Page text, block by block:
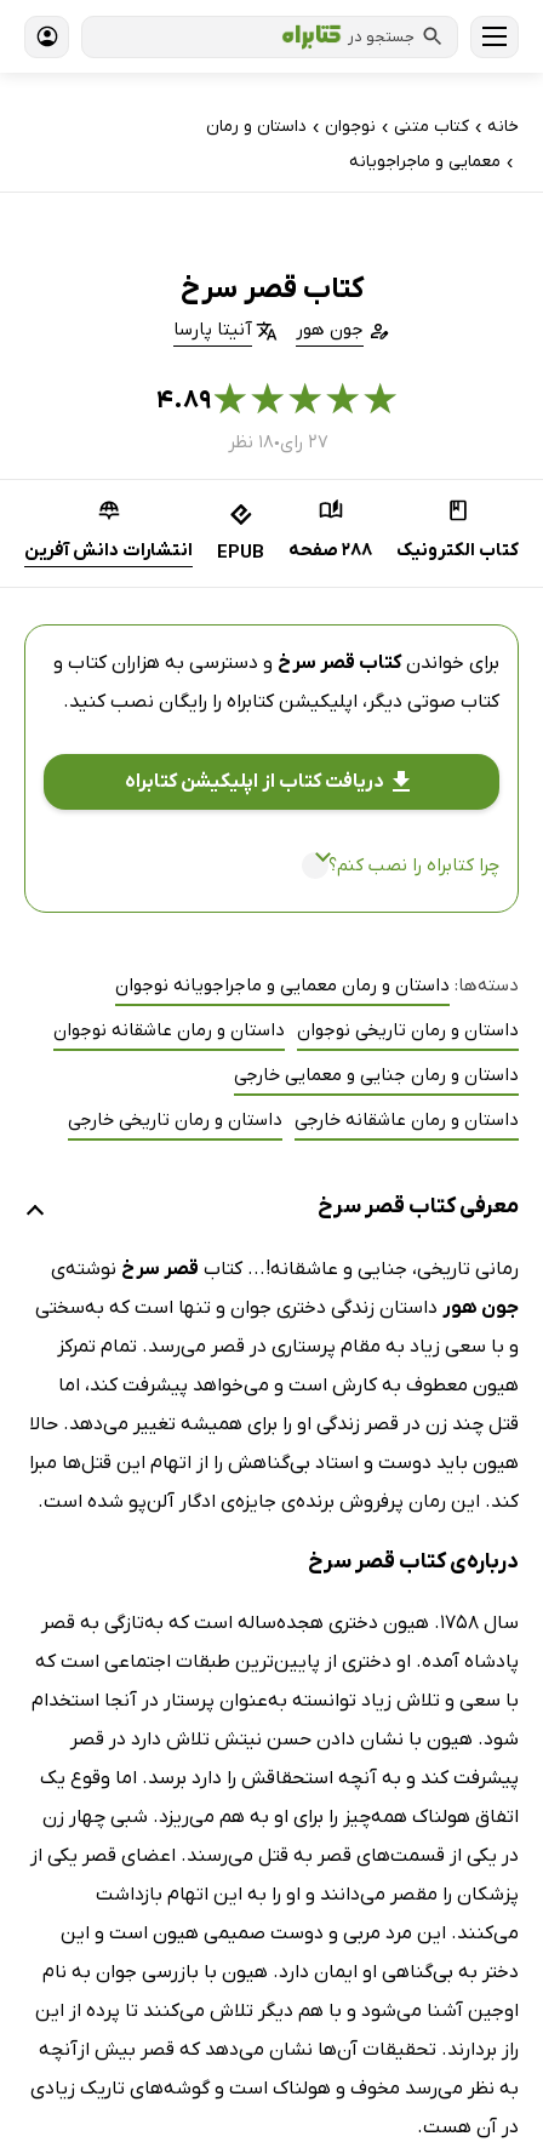
جستجو در
خانه › کتاب‌ متنی › نوجوان › داستان و رمان
› معمایی و ماجراجویانه
کتاب قصر سرخ
جون هور آنیتا پارسا
★
★
★
★
★۴.۸۹
۲۷ رای ● ۱۸ نظر
کتاب الکترونیک 288 صفحه EPUB انتشارات دانش آفرین
برای خواندنکتاب قصر سرخ و دسترسی به هزاران کتاب و
کتاب صوتی دیگر، اپلیکیشن کتابراه را رایگان نصب کنید.
دریافت کتاب از اپلیکیشن کتابراه
چرا کتابراه را نصب کنم؟
دسته‌ها: داستان و رمان معمایی و ماجراجویانه نوجوان
داستان و رمان تاریخی نوجوان داستان و رمان عاشقانه نوجوان
داستان و رمان جنایی و معمایی خارجی
داستان و رمان عاشقانه خارجی داستان و رمان تاریخی خارجی
معرفی کتاب قصر سرخ
رمانی تاریخی، جنایی و عاشقانه!... کتاب قصر سرخ نوشته‌ی
جون هور داستان زندگی دختری جوان و تنها است که به‌سختی
و با سعی زیاد به مقام پرستاری در قصر می‌رسد. تمام تمرکز
هیون معطوف به کارش است و می‌خواهد پیشرفت کند، اما
قتل چند زن در قصر زندگی او را برای همیشه تغییر می‌دهد. حالا
هیون باید دوست و استاد بی‌گناهش را از اتهام این قتل‌‌ها مبرا
کند. این رمان پرفروش برنده‌ی جایزه‌ی ادگار آلن‌پو شده است.
درباره‌ی کتاب قصر سرخ
سال 1758. هیون دختری هجده‌ساله است که به‌تازگی به قصر
پادشاه آمده. او دختری از پایین‌ترین طبقات اجتماعی است که
با سعی و تلاش زیاد توانسته به‌عنوان پرستار در آنجا استخدام
شود. هیون با نشان دادن حسن نیتش تلاش دارد در قصر
پیشرفت کند و به آنچه استحقاقش را دارد برسد. اما وقوع یک
اتفاق هولناک همه‌چیز را برای او به هم می‌ریزد. شبی چهار زن
در یکی از قسمت‌های قصر به قتل می‌رسند. اعضای قصر یکی از
پزشکان را مقصر می‌دانند و او را به این اتهام بازداشت
می‌کنند. این مرد مربی و دوست صمیمی هیون است و این
دختر به بی‌گناهی او ایمان دارد. هیون با بازرسی جوان به نام
اوجین آشنا می‌شود و با هم دیگر تلاش می‌کنند تا پرده از این
راز بردارند. تحقیقات آن‌ها نشان می‌دهد که قصر بیش ازآنچه
به نظر می‌رسد مخوف و هولناک است و گوشه‌های تاریک زیادی
در آن هست.